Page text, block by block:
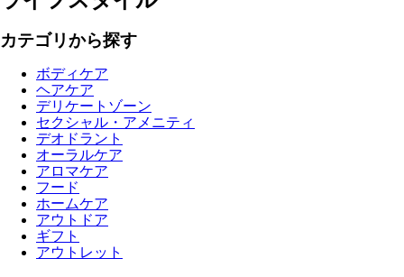
カテゴリから探す
ボディケア
ヘアケア
デリケートゾーン
セクシャル・アメニティ
デオドラント
オーラルケア
アロマケア
フード
ホームケア
アウトドア
ギフト
アウトレット